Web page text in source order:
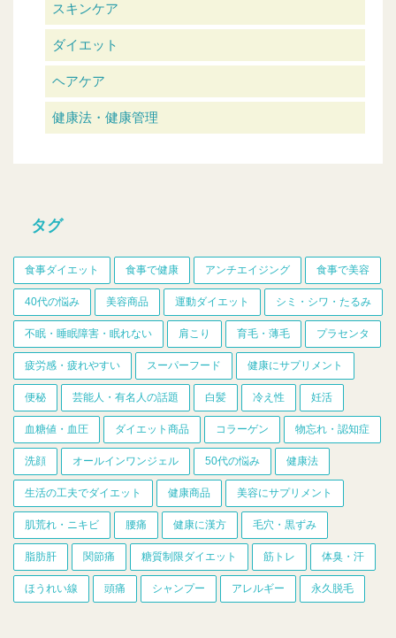
スキンケア
ダイエット
ヘアケア
健康法・健康管理
タグ
食事ダイエット 食事で健康 アンチエイジング 食事で美容
40代の悩み 美容商品 運動ダイエット シミ・シワ・たるみ
不眠・睡眠障害・眠れない 肩こり 育毛・薄毛 プラセンタ
疲労感・疲れやすい スーパーフード 健康にサプリメント
便秘 芸能人・有名人の話題 白髪 冷え性 妊活
血糖値・血圧 ダイエット商品 コラーゲン 物忘れ・認知症
洗顔 オールインワンジェル 50代の悩み 健康法
生活の工夫でダイエット 健康商品 美容にサプリメント
肌荒れ・ニキビ 腰痛 健康に漢方 毛穴・黒ずみ
脂肪肝 関節痛 糖質制限ダイエット 筋トレ 体臭・汗
ほうれい線 頭痛 シャンプー アレルギー 永久脱毛